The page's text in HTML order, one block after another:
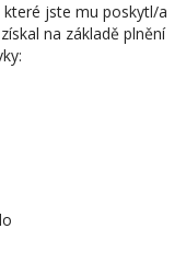
které jste mu poskytl/a
na základě plnění